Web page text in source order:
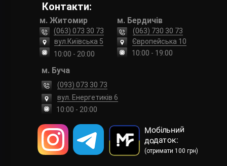
Контакти:
м. Житомир
вул.Київська 5
10:00 - 20:00
(063) 073 30 73
м. Бердичів
Європейська 10
10:00 - 19:00
(063) 730 30 73
Мобільний
додаток:
(отримати 100 грн)
м. Буча
вул. Енергетиків 6
(093) 073 30 73
10:00 - 20:00